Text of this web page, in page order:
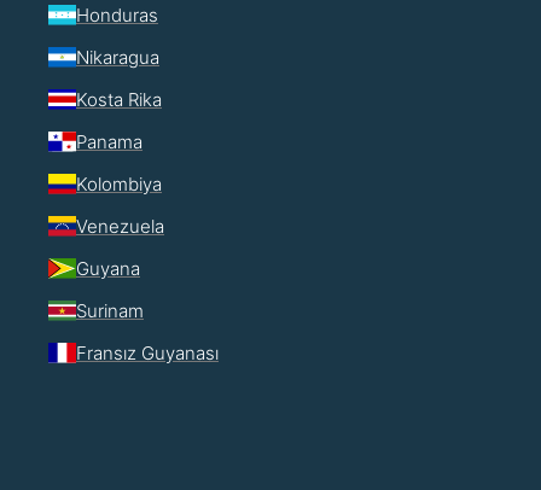
Honduras
Nikaragua
Kosta Rika
Panama
Kolombiya
Venezuela
Guyana
Surinam
Fransız Guyanası